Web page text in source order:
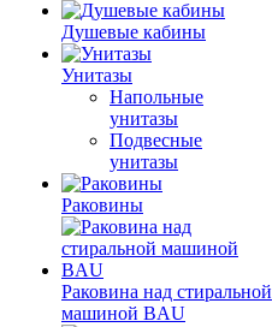
Душевые кабины
Унитазы
Напольные
унитазы
Подвесные
унитазы
Раковины
Раковина над стиральной
машиной BAU